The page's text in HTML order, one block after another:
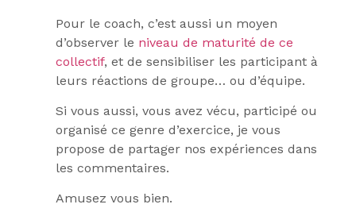
Pour le coach, c’est aussi un moyen
d’observer le niveau de maturité de ce
collectif, et de sensibiliser les participant à
leurs réactions de groupe… ou d’équipe.
Si vous aussi, vous avez vécu, participé ou
organisé ce genre d’exercice, je vous
propose de partager nos expériences dans
les commentaires.
Amusez vous bien.